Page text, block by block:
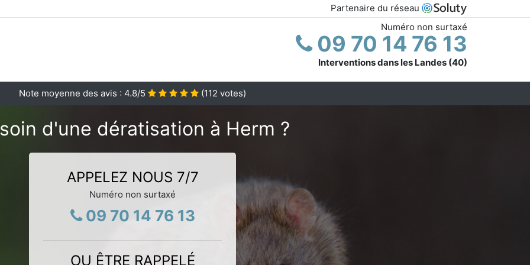
Partenaire du réseau
Numéro non surtaxé
09 70 14 76 13
Interventions dans les Landes (40)
Note moyenne des avis : 4.8/5 (112 votes)
d'une dératisation à Herm ?
APPELEZ NOUS 7/7
Numéro non surtaxé
09 70 14 76 13
OU ÊTRE RAPPELÉ